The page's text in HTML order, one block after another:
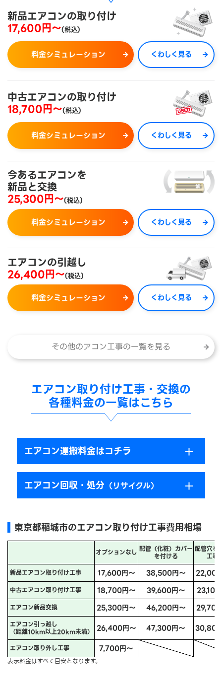
新品エアコンの取り付け
17,600円～(税込)
料金シミュレーション くわしく見る
中古エアコンの取り付け
18,700円～(税込)
料金シミュレーション くわしく見る
今あるエアコンを
新品と交換
25,300円～(税込)
料金シミュレーション くわしく見る
エアコンの引越し
26,400円～(税込)
料金シミュレーション くわしく見る
その他のアコン工事の一覧を見る
エアコン取り付け工事・交換の
各種料金の一覧はこちら
エアコン運搬料金はコチラ
エアコン回収・処分 （リサイクル）
東京都稲城市のエアコン取り付け工事費用相場
オプションなし 配管（化粧）カバー
を付ける
配管穴を
工事
新品エアコン取り付け工事
17,600円～ 38,500円～ 22,000
中古エアコン取り付け工事 18,700円～ 39,600円～ 23,100
エアコン新品交換 25,300円～ 46,200円～ 29,700
エアコン引っ越し
（距離10km以上20km未満） 26,400円～ 47,300円～ 30,800
エアコン取り外し工事 7,700円～
表示料金はすべて目安となります。